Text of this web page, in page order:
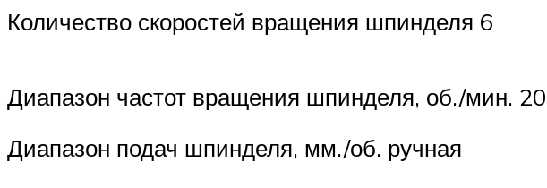
Количество скоростей вращения шпинделя 6
Диапазон частот вращения шпинделя, об./мин.
Диапазон подач шпинделя, мм./об. ручная